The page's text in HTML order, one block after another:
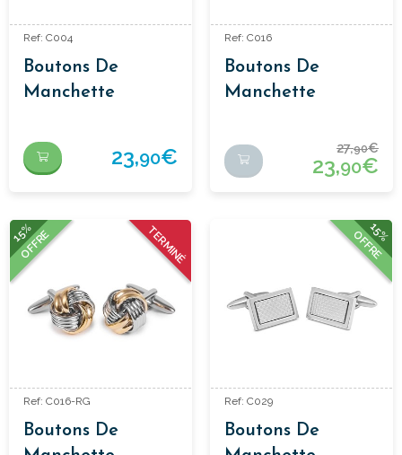
Ref: C004
Boutons De
Manchette
23,90€
Ref: C016
Boutons De
Manchette
27,90€
23,90€
TERMINÉ
15%
OFFRE
Ref: C016-RG
Boutons De
15%
OFFRE
Ref: C029
Boutons De